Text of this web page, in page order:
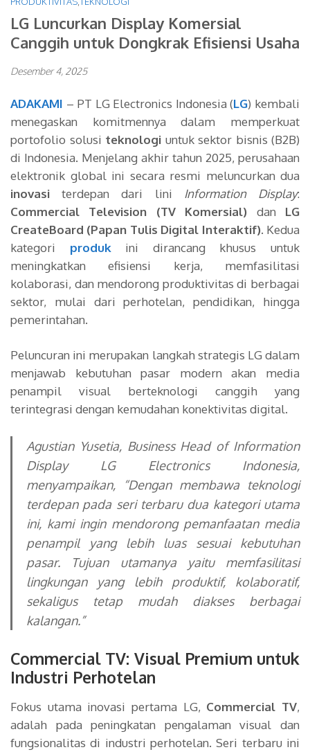
LG Luncurkan Display Komersial
Canggih untuk Dongkrak Efisiensi Usaha
Desember 4, 2025
ADAKAMI – PT LG Electronics Indonesia (LG) kembali
menegaskan komitmennya dalam memperkuat
portofolio solusi teknologi untuk sektor bisnis (B2B)
di Indonesia. Menjelang akhir tahun 2025, perusahaan
elektronik global ini secara resmi meluncurkan dua
inovasi terdepan dari lini Information Display:
Commercial Television (TV Komersial) dan LG
CreateBoard (Papan Tulis Digital Interaktif). Kedua
kategori produkini dirancang khusus untuk
meningkatkan efisiensi kerja, memfasilitasi
kolaborasi, dan mendorong produktivitas di berbagai
sektor, mulai dari perhotelan, pendidikan, hingga
pemerintahan.
Peluncuran ini merupakan langkah strategis LG dalam
menjawab kebutuhan pasar modern akan media
penampil visual berteknologi canggih yang
terintegrasi dengan kemudahan konektivitas digital.
Agustian Yusetia, Business Head of Information
DisplayLG Electronics Indonesia,
menyampaikan, “Dengan membawa teknologi
terdepan pada seri terbaru dua kategori utama
ini, kami ingin mendorong pemanfaatan media
penampil yang lebih luas sesuai kebutuhan
pasar. Tujuan utamanya yaitu memfasilitasi
lingkungan yang lebih produktif, kolaboratif,
sekaligus tetap mudah diakses berbagai
kalangan.”
Commercial TV: Visual Premium untuk
Industri Perhotelan
Fokus utama inovasi pertama LG, Commercial TV,
adalah pada peningkatan pengalaman visual dan
fungsionalitas di industri perhotelan. Seri terbaru ini